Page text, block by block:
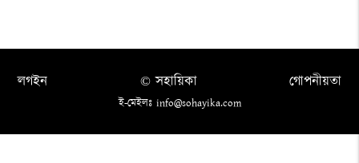
লগইন গোপনীয়তা
© সহায়িকা
ই-মেইলঃ info@sohayika.com